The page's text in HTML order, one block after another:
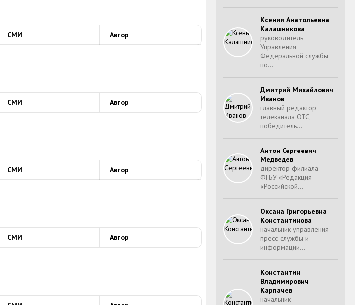
Ксения Анатольевна
Калашникова
руководитель
Управления
Федеральной службы
по…
Дмитрий Михайлович
Иванов
главный редактор
телеканала ОТС,
победитель…
Антон Сергеевич
Медведев
директор филиала
ФГБУ «Редакция
«Российской…
Оксана Григорьевна
Константинова
начальник управления
пресс-службы и
информации…
Константин
Владимирович
Карпачев
начальник
СМИ Автор
СМИ Автор
СМИ Автор
СМИ Автор